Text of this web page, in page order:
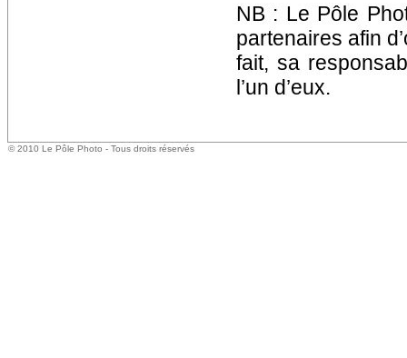
NB : Le Pôle
partenaires afin
fait, sa
l’un d’eux.
© 2010 Le Pôle Photo - Tous droits réservés